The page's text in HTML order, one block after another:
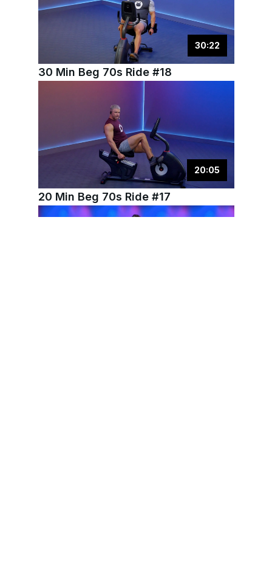
30:22
30 Min Beg 70s Ride #18
20:05
20 Min Beg 70s Ride #17